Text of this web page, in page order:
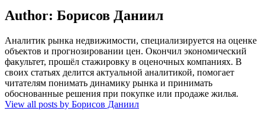
Author: Борисов Даниил
Аналитик рынка недвижимости, специализируется на оценке
объектов и прогнозировании цен. Окончил экономический
факультет, прошёл стажировку в оценочных компаниях. В
своих статьях делится актуальной аналитикой, помогает
читателям понимать динамику рынка и принимать
обоснованные решения при покупке или продаже жилья.
View all posts by Борисов Даниил